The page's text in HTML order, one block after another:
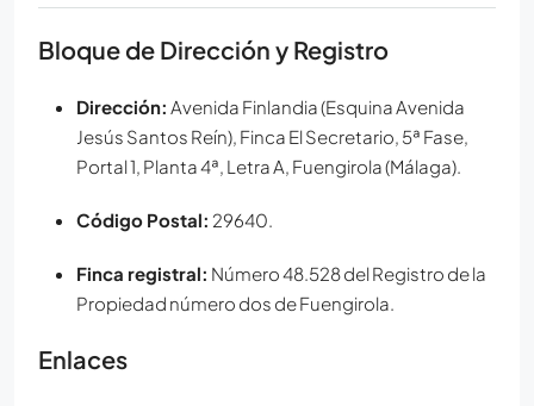
Bloque de Dirección y Registro
Dirección: Avenida Finlandia (Esquina Avenida
Jesús Santos Reín), Finca El Secretario, 5ª Fase,
Portal 1, Planta 4ª, Letra A, Fuengirola (Málaga).
Código Postal: 29640.
Finca registral: Número 48.528 del Registro de la
Propiedad número dos de Fuengirola.
Enlaces